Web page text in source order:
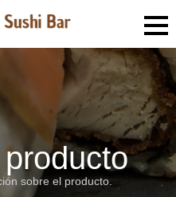
sobre el producto.